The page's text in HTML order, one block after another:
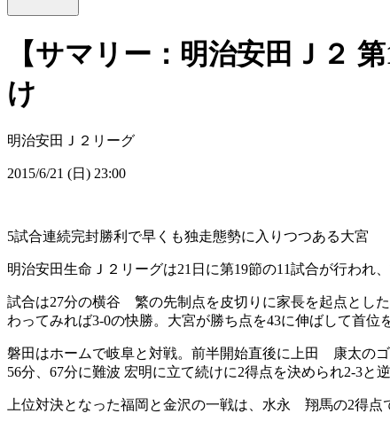
【サマリー：明治安田Ｊ２
け
明治安田Ｊ２リーグ
2015/6/21 (日) 23:00
5試合連続完封勝利で早くも独走態勢に入りつつある大宮
明治安田生命Ｊ２リーグは21日に第19節の11試合が行われ
試合は27分の横谷 繁の先制点を皮切りに家長を起点とし
わってみれば3-0の快勝。大宮が勝ち点を43に伸ばして首位
磐田はホームで岐阜と対戦。前半開始直後に上田 康太の
56分、67分に難波 宏明に立て続けに2得点を決められ2-3と
上位対決となった福岡と金沢の一戦は、水永 翔馬の2得点